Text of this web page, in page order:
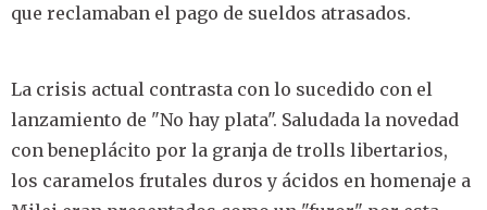
que reclamaban el pago de sueldos atrasados.
La crisis actual contrasta con lo sucedido con el
lanzamiento de "No hay plata". Saludada la novedad
con beneplácito por la granja de trolls libertarios,
los caramelos frutales duros y ácidos en homenaje a